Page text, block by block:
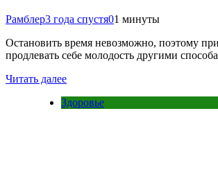
Рамблер3 года спустя01 минуты
Остановить время невозможно, поэтому
продлевать себе молодость другими
Читать далее
Здоровье